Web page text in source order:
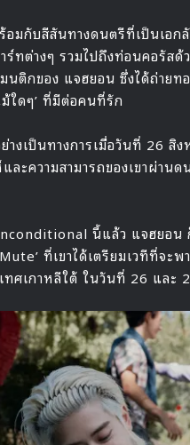
มกับสีสันทางดนตรีที่เป็นเอก
ทต่างๆ รวมไปถึงท่อนคอรัส
ติกของ แจฮยอน ซึ่งได้ถ่ายท
ม้ใดๆ’ ที่มีต่อคนที่รัก
างเป็นทางการเมื่อวันที่ 26
ละความสามารถของเขาผ่า
นี้แล้ว แจฮยอน
ที่เขาได้เตรียมเวทีที่จ
ทศเกาหลีใต้ ในวันที่ 26 และ